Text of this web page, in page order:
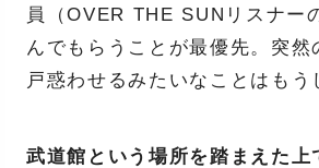
員（OVER THE SUNリスナー
んでもらうことが最優先。突然
戸惑わせるみたいなことはもう
武道館という場所を踏まえた上